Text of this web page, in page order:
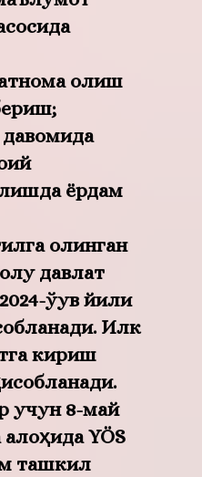
олиш
ёрдам
олинган
давлат
ўқув йили
Илк
кириш
учун 8-май
YÖS
ташкил